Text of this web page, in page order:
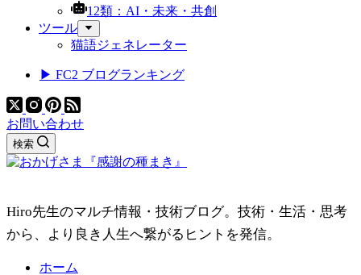
12類：AI・未来・共創
ツール
猫語ジェネレーター
▶ FC2 ブログランキング
お問い合わせ
検索
Hiro先生のマルチ情報・技術ブログ。技術・生活・思考
から、より良き人生へ繋がるヒントを発信。
ホーム